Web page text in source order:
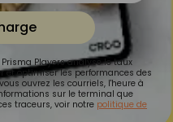
Players analyse le taux
et optimiser les performances des
ouvrez les courriels, l'heure à
sur le terminal que
traceurs, voir notre politique de